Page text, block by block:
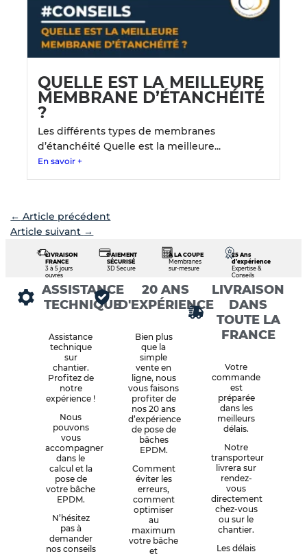
QUELLE EST LA MEILLEURE
MEMBRANE D’ÉTANCHÉITÉ
?
Les différents types de membranes
d’étanchéité Quelle est la meilleure...
En savoir +
← Article précédent
Article suivant →
LIVRAISON
FRANCE
3 à 5 jours
ouvrés
PAIEMENT
SÉCURISÉ
3D Secure
À LA COUPE
Membranes
sur-mesure
25 Ans
d’expérience
Expertise &
Conseils
ASSISTANCE
TECHNIQUE
Assistance
technique
sur
chantier.
Profitez de
notre
expérience !
Nous
pouvons
vous
accompagner
dans le
calcul et la
pose de
votre bâche
EPDM.
N’hésitez
pas à
demander
nos conseils
20 ANS
D'EXPÉRIENCE
Bien plus
que la
simple
vente en
ligne, nous
vous faisons
profiter de
nos 20 ans
d’expérience
de pose de
bâches
EPDM.
Comment
éviter les
erreurs,
comment
optimiser
au
maximum
votre bâche
et
LIVRAISON
DANS
TOUTE LA
FRANCE
Votre
commande
est
préparée
dans les
meilleurs
délais.
Notre
transporteur
livrera sur
rendez-
vous
directement
chez-vous
ou sur le
chantier.
Les délais